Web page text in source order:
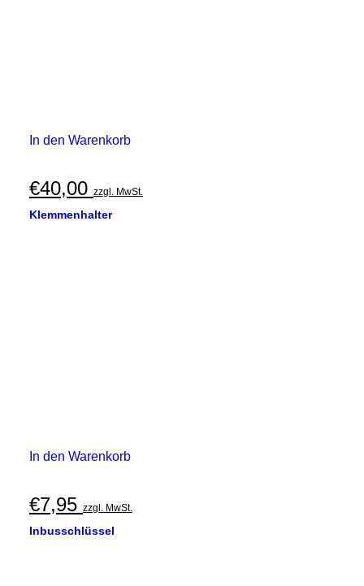
In den Warenkorb
€40,00 zzgl. MwSt.
Klemmenhalter
In den Warenkorb
€7,95 zzgl. MwSt.
Inbusschlüssel